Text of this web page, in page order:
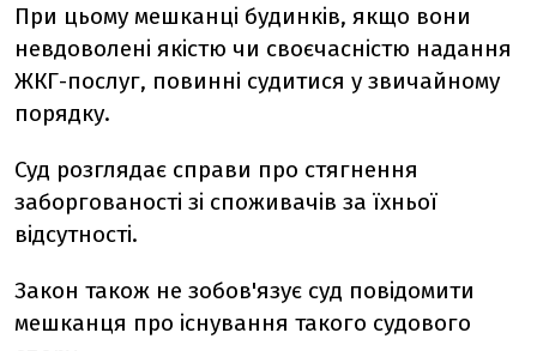
При цьому мешканцi будинкiв, якщо вони
невдоволенi якiстю чи своєчаснiстю надання
ЖКГ-послуг, повинні судитися у звичайному
порядку.
Суд розглядає справи про стягнення
заборгованостi зi споживачiв за їхньої
вiдсутностi.
Закон також не зобов'язує суд повiдомити
мешканця про iснування такого судового